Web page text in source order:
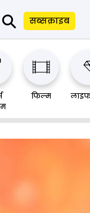
⚲ सब्सक्राइब
फिल्म